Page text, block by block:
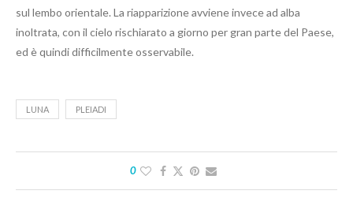
sul lembo orientale. La riapparizione avviene invece ad alba
inoltrata, con il cielo rischiarato a giorno per gran parte del Paese,
ed è quindi difficilmente osservabile.
LUNA PLEIADI
0